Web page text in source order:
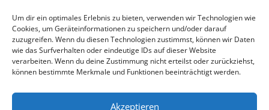
Um dir ein optimales Erlebnis zu bieten, verwenden wir Technologien wie
Cookies, um Geräteinformationen zu speichern und/oder darauf
zuzugreifen. Wenn du diesen Technologien zustimmst, können wir Daten
wie das Surfverhalten oder eindeutige IDs auf dieser Website
verarbeiten. Wenn du deine Zustimmung nicht erteilst oder zurückziehst,
können bestimmte Merkmale und Funktionen beeinträchtigt werden.
Akzeptieren
Jesus kennen Gemeinschaft leben
Menschen dienen